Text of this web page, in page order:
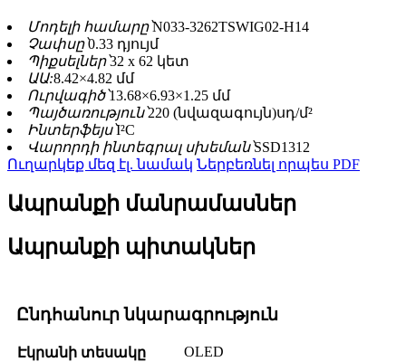
Մոդելի համարը՝N033-3262TSWIG02-H14
Չափսը՝0.33 դյույմ
Պիքսելներ՝32 x 62 կետ
ԱԱ:8.42×4.82 մմ
Ուրվագիծ՝13.68×6.93×1.25 մմ
Պայծառություն՝220 (նվազագույն)սդ/մ²
Ինտերֆեյս՝I²C
Վարորդի ինտեգրալ սխեման՝SSD1312
Ուղարկեք մեզ էլ. նամակ Ներբեռնել որպես PDF
Ապրանքի մանրամասներ
Ապրանքի պիտակներ
Ընդհանուր նկարագրություն
Էկրանի տեսակը
OLED